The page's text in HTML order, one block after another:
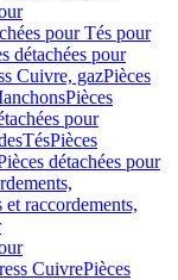
pour Tés pour
détachées pour
Cuivre, gazPièces
Pièces
pour
TésPièces
détachées pour
raccordements,
CuivrePièces